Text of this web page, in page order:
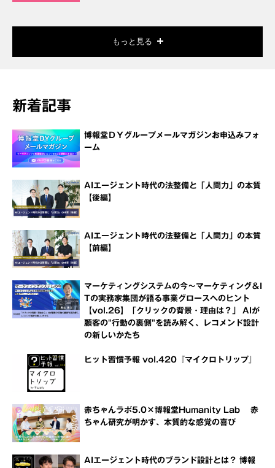
もっと見る
新着記事
博報堂ＤＹグループメールマガジンお申込みフォ
ーム
AIエージェント時代の法整備と「人間力」の本質
【後編】
AIエージェント時代の法整備と「人間力」の本質
【前編】
マーケティングシステムの今～マーケティング＆I
Tの実務家集団が語る事業グロースへのヒント
【vol.26】「クリックの背景・理由は？」 AIが
顧客の"行動の裏側"を読み解く、レコメンド設計
の新しいかたち
ヒット習慣予報 vol.420『マイクロトリップ』
赤ちゃんラボ5.0×博報堂Humanity Lab 赤
ちゃん研究が明かす、本質的な感覚の喜び
AIエージェント時代のブランド設計とは？ 博報